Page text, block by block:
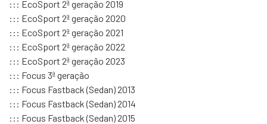
::: EcoSport 2ª geração 2019
::: EcoSport 2ª geração 2020
::: EcoSport 2ª geração 2021
::: EcoSport 2ª geração 2022
::: EcoSport 2ª geração 2023
::: Focus 3ª geração
::: Focus Fastback (Sedan) 2013
::: Focus Fastback (Sedan) 2014
::: Focus Fastback (Sedan) 2015